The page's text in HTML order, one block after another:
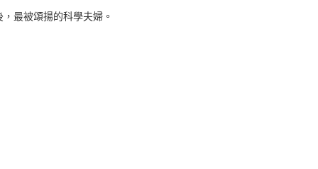
最被頌揚的科學夫婦。